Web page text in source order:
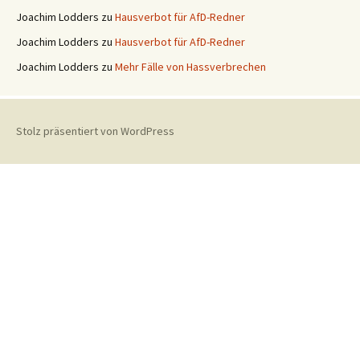
Joachim Lodders zu Hausverbot für AfD-Redner
Joachim Lodders zu Hausverbot für AfD-Redner
Joachim Lodders zu Mehr Fälle von Hassverbrechen
Stolz präsentiert von WordPress